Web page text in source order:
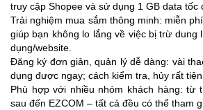
truy cập Shopee và sử dụng 1 GB data tốc
Trải nghiệm mua sắm thông minh: miễn
giúp bạn không lo lắng về việc bị trừ dung
dụng/website.
Đăng ký đơn giản, quản lý dễ dàng: vài
dụng được ngay; cách kiểm tra, hủy rất
Phù hợp với nhiều nhóm khách hàng: từ
sau đến EZCOM – tất cả đều có thể tham